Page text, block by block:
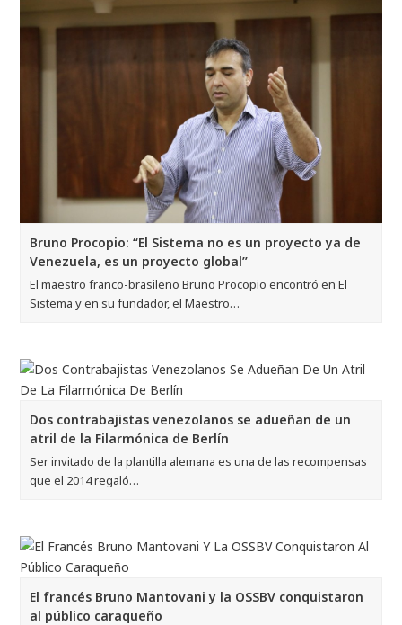
Bruno Procopio: “El Sistema no es un proyecto ya de
Venezuela, es un proyecto global”
El maestro franco-brasileño Bruno Procopio encontró en El
Sistema y en su fundador, el Maestro…
Dos contrabajistas venezolanos se adueñan de un
atril de la Filarmónica de Berlín
Ser invitado de la plantilla alemana es una de las recompensas
que el 2014 regaló…
El francés Bruno Mantovani y la OSSBV conquistaron
al público caraqueño